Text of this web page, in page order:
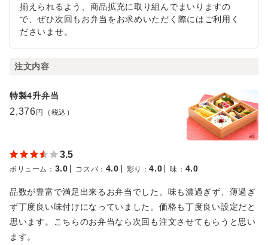
揃えられるよう、商品拡充に取り組んでまいりますの
で、ぜひ次回もお弁当をお求めいただく際にはご利用く
ださいませ。
注文内容
特製4升弁当
2,376 円（税込）
3.5
ボリューム ： 3.0 コスパ ： 4.0 彩り ：4.0 味 ： 4.0
品数が豊富で満足出来るお弁当でした。味も濃過ぎず、薄過ぎ
ず丁度良い味付けになっていました。価格も丁度良い設定だと
思います。こちらのお弁当なら次回も注文させてもらうと思い
ます。